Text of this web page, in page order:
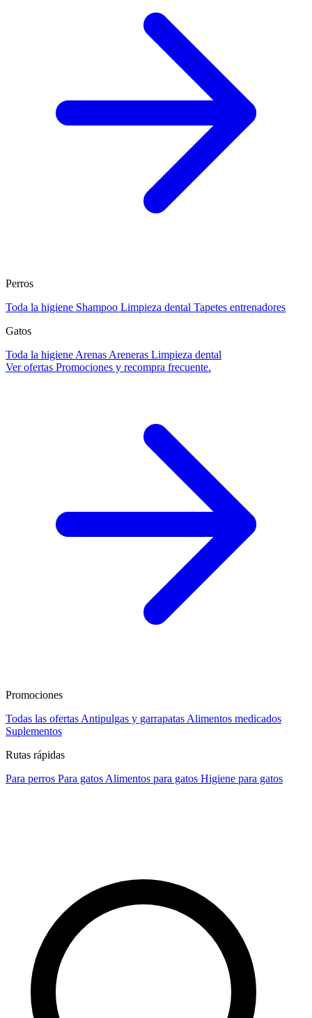
Perros
Toda la higiene Shampoo Limpieza dental Tapetes entrenadores
Gatos
Toda la higiene Arenas Areneras Limpieza dental
Ver ofertas Promociones y recompra frecuente.
Promociones
Todas las ofertas Antipulgas y garrapatas Alimentos medicados
Suplementos
Rutas rápidas
Para perros Para gatos Alimentos para gatos Higiene para gatos